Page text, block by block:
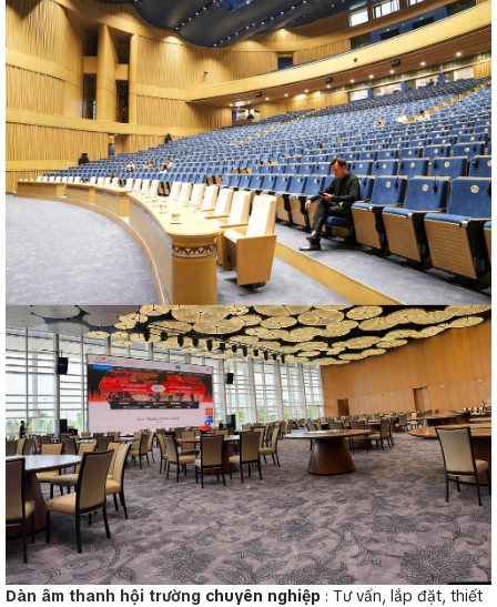
Dàn âm thanh hội trường chuyên nghiệp : Tư vấn, lắp đặt, thiết